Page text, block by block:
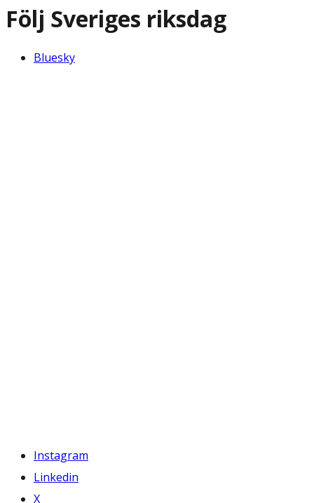
Följ Sveriges riksdag
Bluesky
Instagram
Linkedin
X